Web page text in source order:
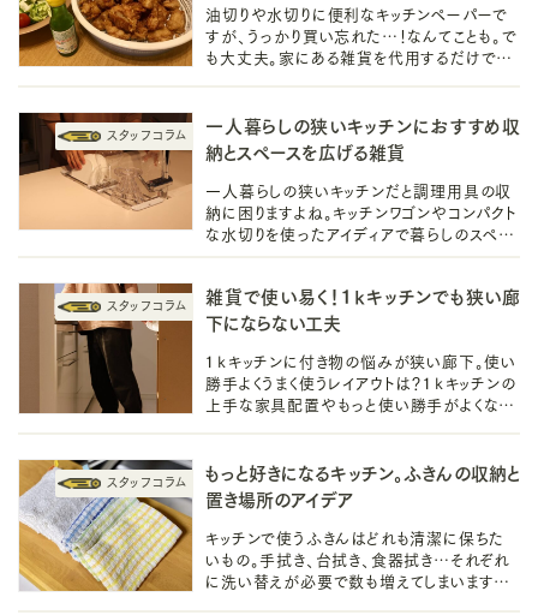
油切りや水切りに便利なキッチンペーパーで
すが、うっかり買い忘れた…！なんてことも。で
も大丈夫。家にある雑貨を代用するだけで美
一人暮らしの狭いキッチンにおすすめ収
納とスペースを広げる雑貨
一人暮らしの狭いキッチンだと調理用具の収
納に困りますよね。キッチンワゴンやコンパクト
な水切りを使ったアイディアで暮らしのスペー
雑貨で使い易く！１ｋキッチンでも狭い廊
下にならない工夫
１ｋキッチンに付き物の悩みが狭い廊下。使い
勝手よくうまく使うレイアウトは？１ｋキッチンの
上手な家具配置やもっと使い勝手がよくなる
もっと好きになるキッチン。ふきんの収納と
置き場所のアイデア
キッチンで使うふきんはどれも清潔に保ちた
いもの。手拭き、台拭き、食器拭き…それぞれ
に洗い替えが必要で数も増えてしまいますよ